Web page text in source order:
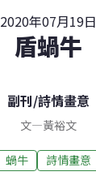
2020年07月19日
盾蝸牛
副刊/詩情畫意
文—黃裕文
蝸牛 詩情畫意